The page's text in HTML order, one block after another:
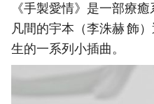
《手製愛情》是一部療
凡間的宇本（李洙赫 飾
生的一系列小插曲。